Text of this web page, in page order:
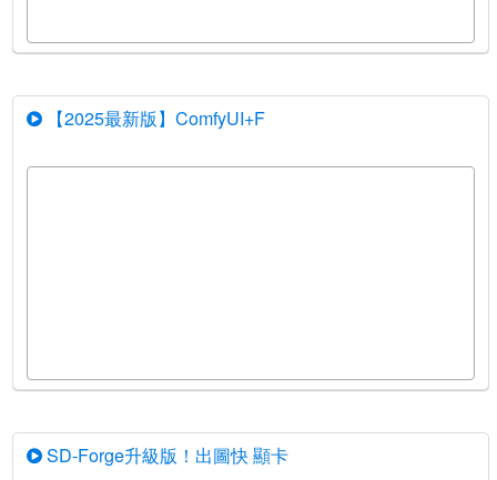
【2025最新版】ComfyUI+F
SD-Forge升級版！出圖快 顯卡